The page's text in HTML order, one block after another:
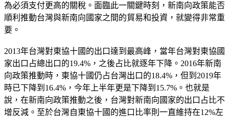
為必須支付更高的關稅。面臨此一關鍵時刻，新南向政策能否
順利推動台灣與新南向國家之間的貿易和投資，就變得非常重
要。
2013年台灣對東協十國的出口達到最高峰，當年台灣對東協國
家出口占總出口的19.4%，之後占比就逐年下降。2016年新南
向政策推動時，東協十國仍占台灣出口的18.4%，但到2019年
時已下降到16.4%，今年上半年更是下降到15.7%。也就是
說，在新南向政策推動之後，台灣對新南向國家的出口占比不
增反減。至於台灣自東協十國的進口比率則一直維持在12%左